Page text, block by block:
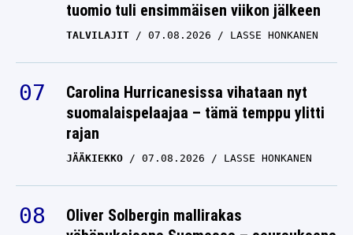
tuomio tuli ensimmäisen viikon jälkeen
TALVILAJIT 07.08.2026 LASSE HONKANEN
Carolina Hurricanesissa vihataan nyt
suomalaispelaajaa – tämä temppu ylitti
rajan
JÄÄKIEKKO 07.08.2026 LASSE HONKANEN
Oliver Solbergin mallirakas